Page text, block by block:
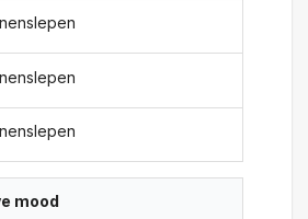
mood